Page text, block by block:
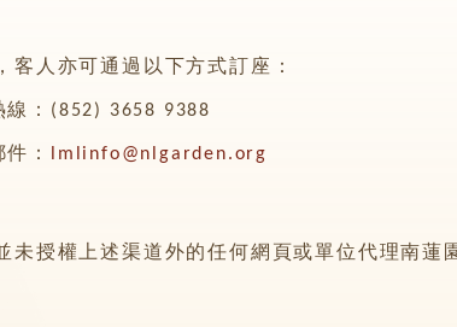
客人亦可通過以下方式訂座：
線：(852) 3658 9388
： lmlinfo@nlgarden.org
未授權上述渠道外的任何網頁或單位代理南蓮